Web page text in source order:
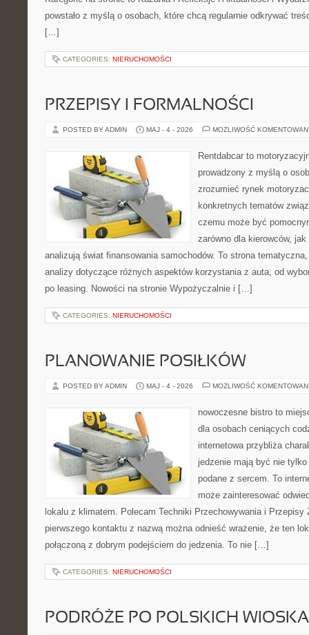
powstało z myślą o osobach, które chcą regularnie odkrywać
[…]
CATEGORIES: NIERUCHOMOŚCI
PRZEPISY I FORMALNOŚCI
POSTED BY ADMIN MAJ - 4 - 2026 MOŻLIWOŚĆ
Rentdabcar to
prowadzony z myślą o
zrozumieć rynek
konkretnych tematów
czemu może być
zarówno dla kierowców,
analizują świat finansowania samochodów. To strona
analizy dotyczące różnych aspektów korzystania z auta, od
po leasing. Nowości na stronie Wypożyczalnie i […]
CATEGORIES: NIERUCHOMOŚCI
PLANOWANIE POSIŁKÓW
POSTED BY ADMIN MAJ - 4 - 2026 MOŻLIWOŚĆ
nowoczesne bistro to
dla osobach ceniących
internetowa przybliża
jedzenie mają być nie
podane z sercem. To
może zainteresować
lokalu z klimatem. Polecam Techniki Przechowywania i Przepisy
pierwszego kontaktu z nazwą można odnieść wrażenie, że ten
połączoną z dobrym podejściem do jedzenia. To nie […]
CATEGORIES: NIERUCHOMOŚCI
PODRÓŻE PO POLSKICH